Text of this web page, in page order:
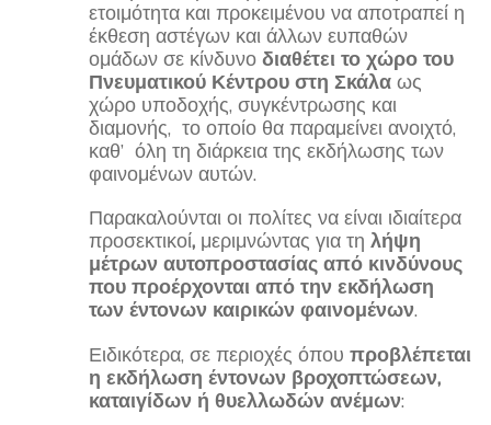
ετοιμότητα και προκειμένου να αποτραπεί η
έκθεση αστέγων και άλλων ευπαθών
ομάδων σε κίνδυνοδιαθέτει το χώρο του
Πνευματικού Κέντρου στη Σκάλα ως
χώρο υποδοχής, συγκέντρωσης και
διαμονής, το οποίο θα παραμείνει ανοιχτό,
καθ’ όλη τη διάρκεια της εκδήλωσης των
φαινομένων αυτών.
Παρακαλούνται οι πολίτες να είναι ιδιαίτερα
προσεκτικοί, μεριμνώντας για τηλήψη
μέτρων αυτοπροστασίας από κινδύνους
που προέρχονται από την εκδήλωση
των έντονων καιρικών φαινομένων.
Ειδικότερα, σε περιοχές όπουπροβλέπεται
η εκδήλωση έντονων βροχοπτώσεων,
καταιγίδων ή θυελλωδών ανέμων: